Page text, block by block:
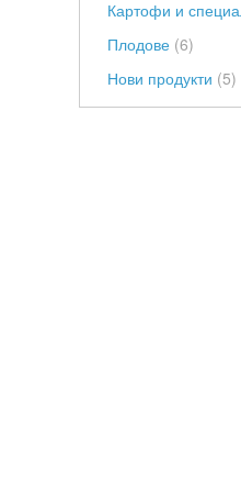
Картофи и
Плодове (6)
Нови продукти (5)